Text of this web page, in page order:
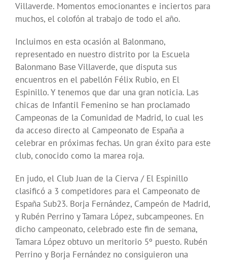
Villaverde. Momentos emocionantes e inciertos para
muchos, el colofón al trabajo de todo el año.
Incluimos en esta ocasión al Balonmano,
representado en nuestro distrito por la Escuela
Balonmano Base Villaverde, que disputa sus
encuentros en el pabellón Félix Rubio, en El
Espinillo. Y tenemos que dar una gran noticia. Las
chicas de Infantil Femenino se han proclamado
Campeonas de la Comunidad de Madrid, lo cual les
da acceso directo al Campeonato de España a
celebrar en próximas fechas. Un gran éxito para este
club, conocido como la marea roja.
En judo, el Club Juan de la Cierva / El Espinillo
clasificó a 3 competidores para el Campeonato de
España Sub23. Borja Fernández, Campeón de Madrid,
y Rubén Perrino y Tamara López, subcampeones. En
dicho campeonato, celebrado este fin de semana,
Tamara López obtuvo un meritorio 5º puesto. Rubén
Perrino y Borja Fernández no consiguieron una